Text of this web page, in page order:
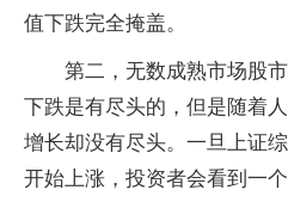
值下跌完全掩盖。
第二，无数成熟市场股
下跌是有尽头的，但是随着
增长却没有尽头。一旦上证
开始上涨，投资者会看到一